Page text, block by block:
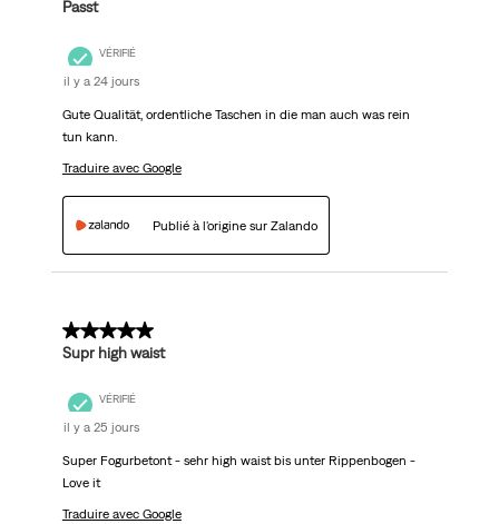
Passt
VÉRIFIÉ
il y a 24 jours
Gute Qualität, ordentliche Taschen in die man auch was rein
tun kann.
Traduire avec Google
Publié à l'origine sur Zalando
5 sur 5 étoiles.
Supr high waist
VÉRIFIÉ
il y a 25 jours
Super Fogurbetont - sehr high waist bis unter Rippenbogen -
Love it
Traduire avec Google